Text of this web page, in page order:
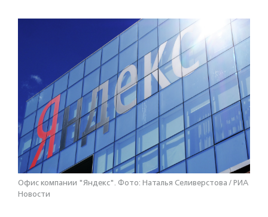
Офис компании "Яндекс". Фото: Наталья Селиверстова / РИА
Новости